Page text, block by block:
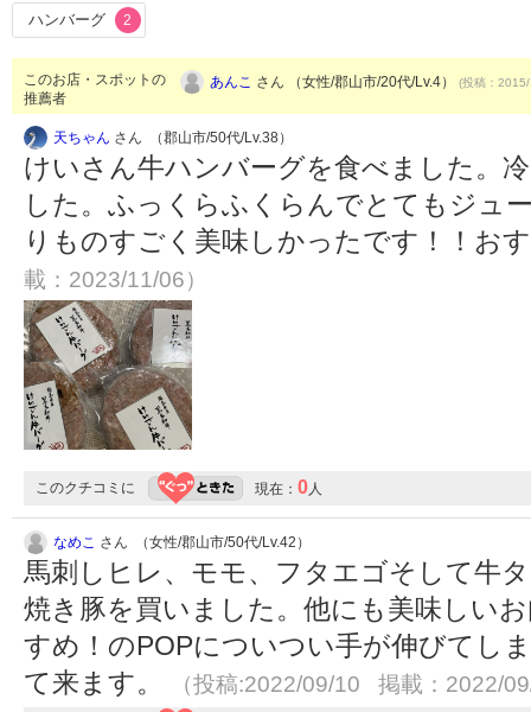
ハンバーグ 2
このお店・スポットの
推薦者
あんこ さん （女性/郡山市/20代/Lv.4） (投稿：
天ちゃん さん （郡山市/50代/Lv.38）
けいさん牛ハンバーグを食べました。
した。ふっくらふくらんでとてもジュ
りものすごく美味しかったです！！お
載：2023/11/06）
このクチコミに 現在： 0人
なめこ さん （女性/郡山市/50代/Lv.42）
馬刺しヒレ、モモ、フタエゴそして牛
焼き豚を買いました。他にも美味しい
すめ！のPOPについつい手が伸びてし
て来ます。
（投稿:2022/09/10 掲載：2022/